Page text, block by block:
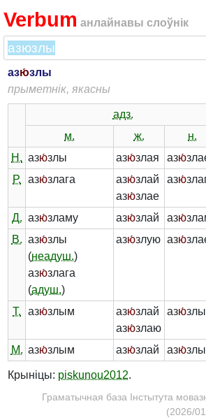
Verbum анлайнавы слоўнік
азю́злы
прыметнік, якасны
адз.
м.
ж. н.
Н. азю́злы азю́злая азю́
Р.
азю́злага азю́злай
азю́злае
азю́
Д. азю́зламу азю́злай азю́
В. азю́злы
(неадуш.)
азю́злага
(адуш.)
азю́злую азю́
Т.
азю́злым азю́злай
азю́злаю
азю́
М. азю́злым азю́злай азю́
Крыніцы: piskunou2012.
Граматычная база Інстытута
(2026/